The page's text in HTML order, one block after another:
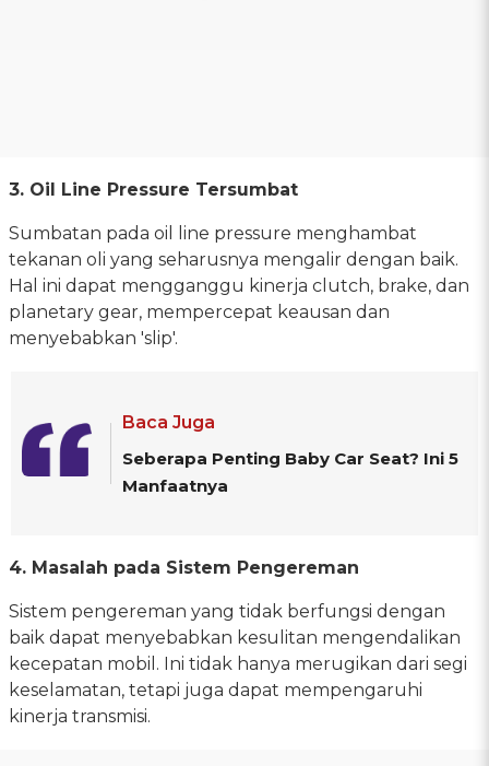
3. Oil Line Pressure Tersumbat
Sumbatan pada oil line pressure menghambat
tekanan oli yang seharusnya mengalir dengan baik.
Hal ini dapat mengganggu kinerja clutch, brake, dan
planetary gear, mempercepat keausan dan
menyebabkan 'slip'.
Baca Juga
Seberapa Penting Baby Car Seat? Ini 5
Manfaatnya
4. Masalah pada Sistem Pengereman
Sistem pengereman yang tidak berfungsi dengan
baik dapat menyebabkan kesulitan mengendalikan
kecepatan mobil. Ini tidak hanya merugikan dari segi
keselamatan, tetapi juga dapat mempengaruhi
kinerja transmisi.